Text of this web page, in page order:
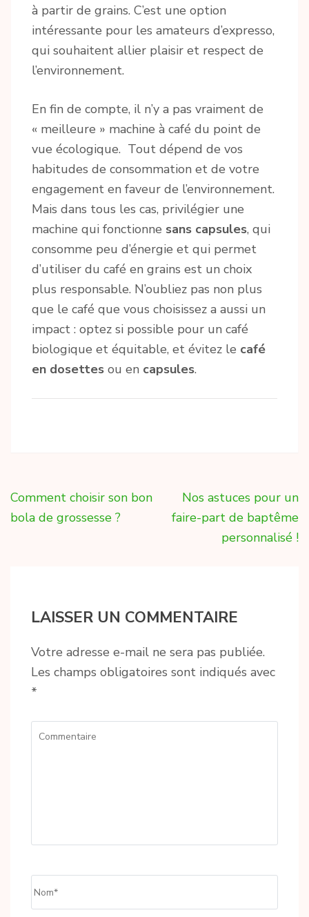
à partir de grains. C’est une option
intéressante pour les amateurs d’expresso,
qui souhaitent allier plaisir et respect de
l’environnement.
En fin de compte, il n’y a pas vraiment de
« meilleure » machine à café du point de
vue écologique. Tout dépend de vos
habitudes de consommation et de votre
engagement en faveur de l’environnement.
Mais dans tous les cas, privilégier une
machine qui fonctionne sans capsules, qui
consomme peu d’énergie et qui permet
d’utiliser du café en grains est un choix
plus responsable. N’oubliez pas non plus
que le café que vous choisissez a aussi un
impact : optez si possible pour un café
biologique et équitable, et évitez le café
en dosettes ou en capsules.
Navigation
de
Comment choisir son bon
bola de grossesse ?
Nos astuces pour un
faire-part de baptême
personnalisé !
LAISSER UN COMMENTAIRE
Votre adresse e-mail ne sera pas publiée.
Les champs obligatoires sont indiqués avec
*
Commentaire